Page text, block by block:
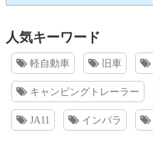
人気キーワード
軽自動車 旧車
キャンピングトレーラー
JA11 インパラ